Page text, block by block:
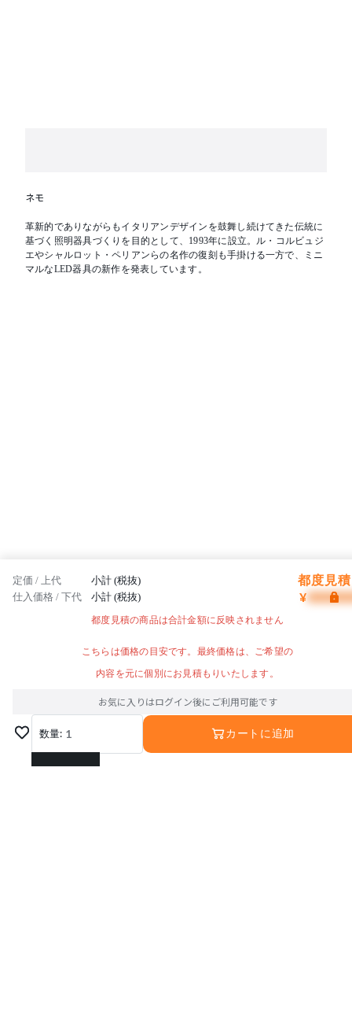
ネモ
革新的でありながらもイタリアンデザインを鼓舞し続けてきた伝統に
基づく照明器具づくりを目的として、1993年に設立。ル・コルビュジ
エやシャルロット・ペリアンらの名作の復刻も手掛ける一方で、ミニ
マルなLED器具の新作を発表しています。
定価 / 上代 小計 (税抜) 都度見
仕入価格 / 下代 小計 (税抜) ¥
都度見積の商品は合計金額に反映されません
こちらは価格の目安です。最終価格は、ご希望の
内容を元に個別にお見積もりいたします。
お気に入りはログイン後にご利用可能です
数量: 1
1
カートに追加